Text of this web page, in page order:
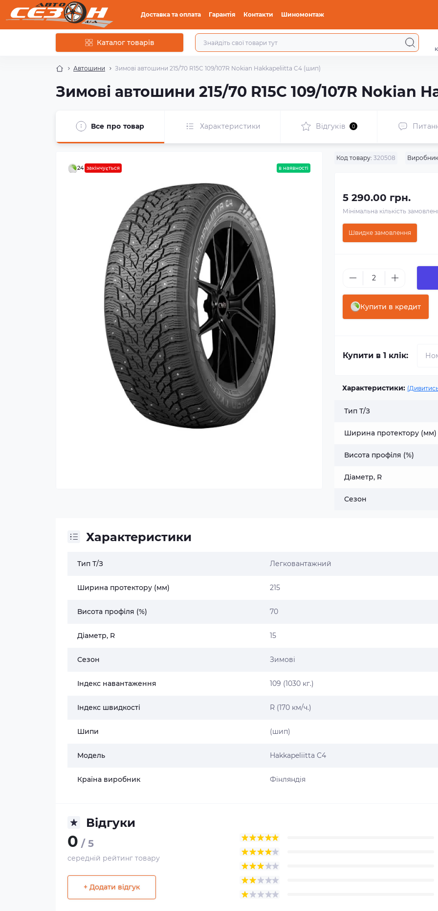
Доставка та оплата Гарантія Контакти Шиномонтаж
Каталог товарів
Автошини Зимові автошини 215/70 R15C 109/107R Nokian Hakkapeliitta C4 (шип)
Зимові автошини 215/70 R15C 109/107R Nokian
Все про товар Характеристики Відгуків 0
24 закінчується в наявності
Код товару: 320508
5 290.00 грн.
Мінімальна кількість
Швидке замовлення
Купити в кредит
Купити в 1 клік:
Характеристики:
Тип Т/З
Ширина протектору (мм)
Висота профіля (%)
Діаметр, R
Сезон
Характеристики
Тип Т/З Легковантажний
Ширина протектору (мм) 215
Висота профіля (%) 70
Діаметр, R 15
Сезон Зимові
Індекс навантаження 109 (1030 кг.)
Індекс швидкості R (170 км/ч.)
Шипи (шип)
Модель Hakkapeliitta C4
Країна виробник Фінляндія
Відгуки
0 / 5
середній рейтинг товару
+ Додати відгук